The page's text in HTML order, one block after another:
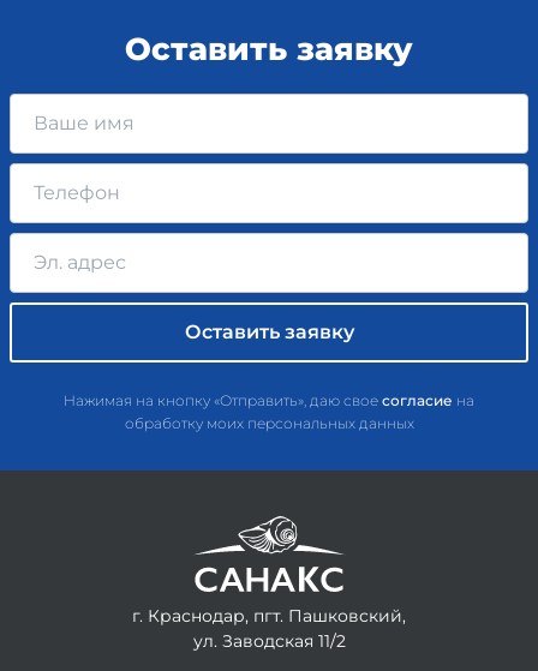
Оставить заявку
Нажимая на кнопку «Отправить», даю свое согласие на
обработку моих персональных данных
г. Краснодар, пгт. Пашковский,
ул. Заводская 11/2